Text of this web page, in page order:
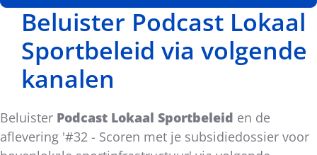
Beluister Podcast Lokaal
Sportbeleid via volgende
kanalen
Beluister Podcast Lokaal Sportbeleid en de
aflevering '#32 - Scoren met je subsidiedossier voor